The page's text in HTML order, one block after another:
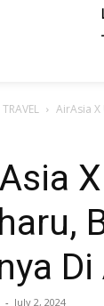
TRAVEL AirAsia
- July 2, 2024